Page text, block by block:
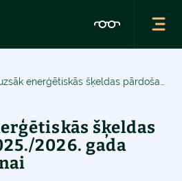
šķeldas
2026. gada